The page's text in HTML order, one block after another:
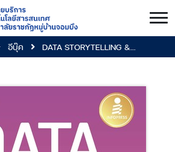
อีบุ๊ค DATA STORYTELLING &...